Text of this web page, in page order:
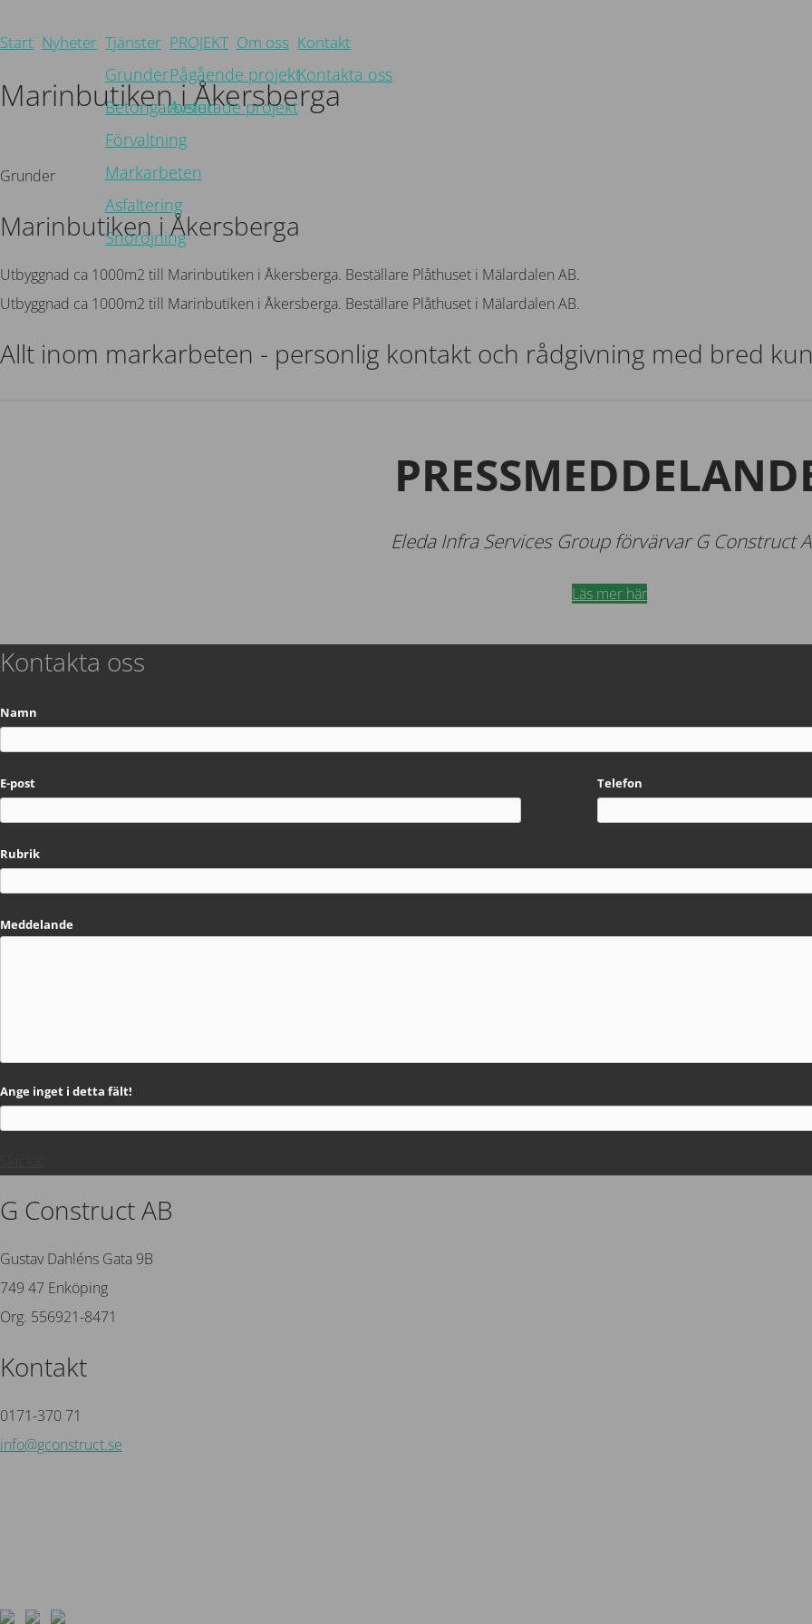
Start Nyheter Tjänster
Grunder
Betongarbeten
Förvaltning
Markarbeten
Asfaltering
Snöröjning
PROJEKT
Pågående projekt
Avslutade projekt
Om oss Kontakt
Kontakta oss
Marinbutiken i Åkersberga
Grunder
Marinbutiken i Åkersberga
Utbyggnad ca 1000m2 till Marinbutiken i Åkersberga. Beställare Plåthuset i Mälardalen AB.
Utbyggnad ca 1000m2 till Marinbutiken i Åkersberga. Beställare Plåthuset i Mälardalen AB.
Allt inom markarbeten - personlig kontakt och rådgivning med bred
Eleda Infra Services Group förvärvar G Construct
Läs mer här
Kontakta oss
Namn
E-post Telefon
Rubrik
Meddelande
Ange inget i detta fält!
G Construct AB
Gustav Dahléns Gata 9B
749 47 Enköping
Org. 556921-8471
Kontakt
0171-370 71
info@gconstruct.se